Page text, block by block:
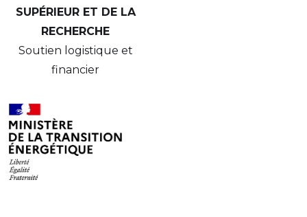
SUPÉRIEUR ET DE LA
RECHERCHE
Soutien logistique et
financier